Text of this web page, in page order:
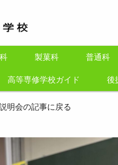
製菓科 普通科
高等専修学校ガイド 後
明会の記事に戻る